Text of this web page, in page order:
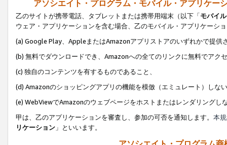
アソシエイト・プログラム・モバイル・アプリケー
乙のサイトが携帯電話、タブレットまたは携帯用端末（以下「モバイ
ウェア・アプリケーションを含む場合、乙のモバイル・アプリケーシ
(a) Google Play、AppleまたはAmazonアプリストアのいずれかで提供
(b) 無料でダウンロードでき、Amazonへの全てのリンクに無料でアク
(c) 独自のコンテンツを有するものであること、
(d) Amazonのショッピングアプリの機能を模倣（エミュレート）しな
(e) WebViewでAmazonのウェブページをホストまたはレンダリングし
甲は、乙のアプリケーションを審査し、参加の可否を通知します。 本
リケーション 」といいます。